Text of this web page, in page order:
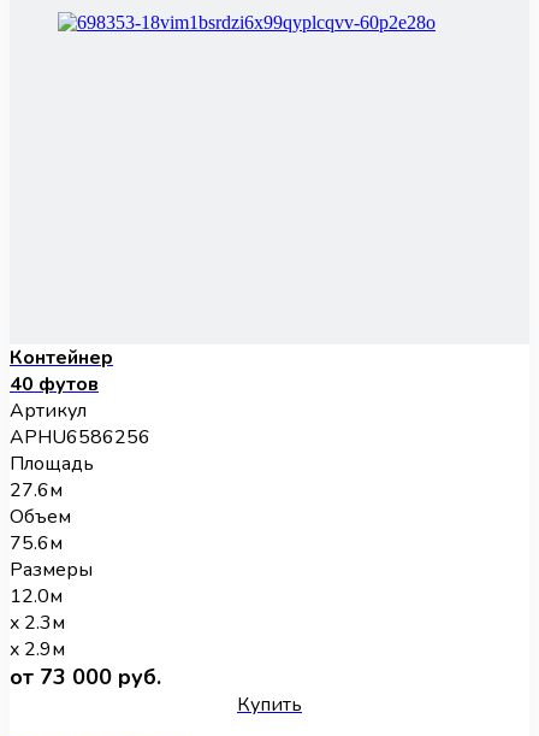
Контейнер
40 футов
Артикул
APHU6586256
Площадь
27.6м
Объем
75.6м
Размеры
12.0м
x 2.3м
x 2.9м
от 73 000 руб.
Купить